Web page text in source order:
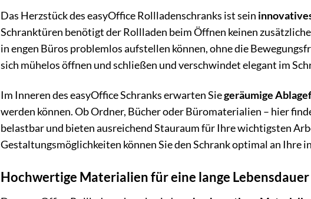
Das Herzstück des easyOffice Rollladenschranks ist sein
Schranktüren benötigt der Rollladen beim Öffnen keinen
in engen Büros problemlos aufstellen können, ohne die
sich mühelos öffnen und schließen und verschwindet elegant im
Im Inneren des easyOffice Schranks erwarten Siegeräumige
werden können. Ob Ordner, Bücher oder Büromaterialien – hier
belastbar und bieten ausreichend Stauraum für Ihre wichtigsten
Gestaltungsmöglichkeiten können Sie den Schrank optimal an Ihre
Hochwertige Materialien für eine lange Lebensdauer